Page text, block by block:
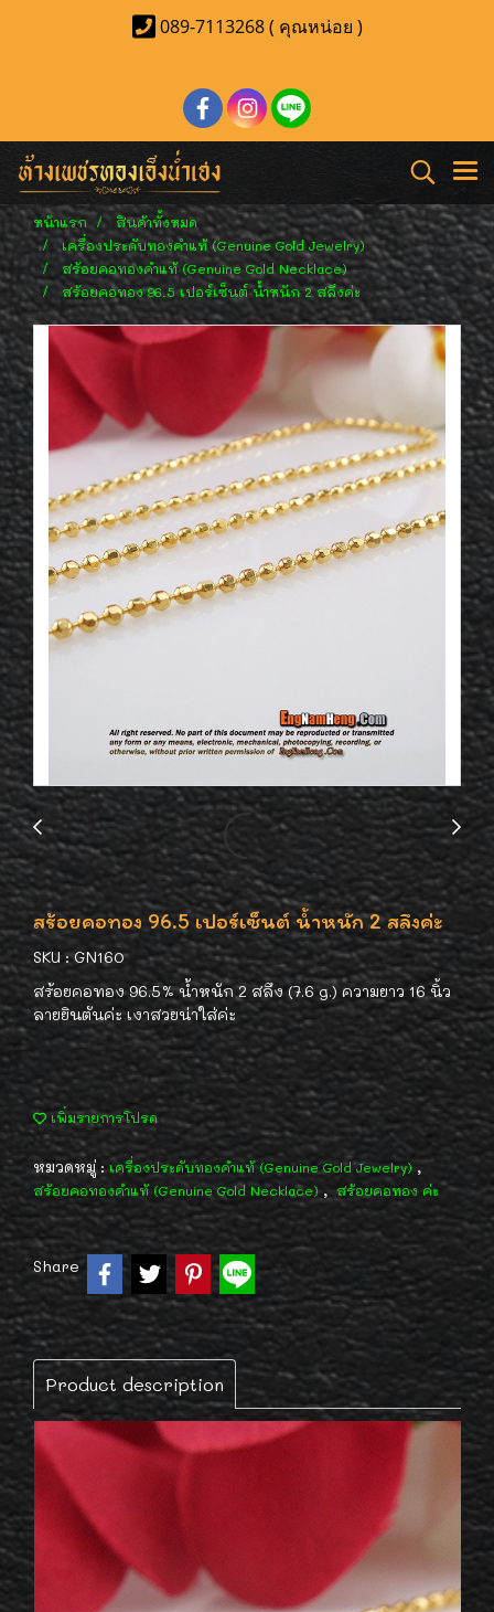
089-7113268 ( คุณหน่อย )
หน้าแรก
สินค้าทั้งหมด
เครื่องประดับทองคำแท้ (Genuine Gold Jewelry)
สร้อยคอทองคำแท้ (Genuine Gold Necklace)
สร้อยคอทอง 96.5 เปอร์เซ็นต์ น้ำหนัก 2 สลึงค่ะ
สร้อยคอทอง 96.5 เปอร์เซ็นต์ น้ำหนัก 2 สลึงค่ะ
SKU : GN160
สร้อยคอทอง 96.5% น้ำหนัก 2 สลึง (7.6 g.) ความยาว 16 นิ้ว
ลายยินตันค่ะ เงาสวยน่าใส่ค่ะ
เพิ่มรายการโปรด
หมวดหมู่ :เครื่องประดับทองคำแท้ (Genuine Gold Jewelry) ,
สร้อยคอทองคำแท้ (Genuine Gold Necklace) , สร้อยคอทอง ค่ะ
Share
Product description